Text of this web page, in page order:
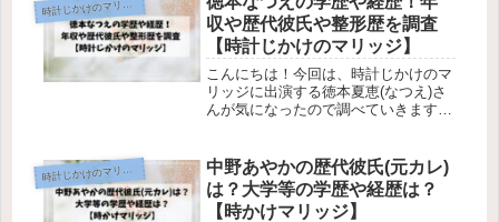
中で、本気の結婚相手を見つけてい...
時
計じかけのマリッジ
収や歴代彼氏や整形歴を調査
【時計じかけのマリッジ】
こんにちは！今回は、時計じかけのマ
リッジに出演する徳本夏恵(なつえ)さ
んが気になったので調べていきます！
活リアリティーショーです。3人の女
性が“30日後の結婚式”という期...
時
計じかけのマリッジ
中野あやかの歴代彼氏(元カレ)
は？大学等の学歴や経歴は？
【時かけマリッジ】